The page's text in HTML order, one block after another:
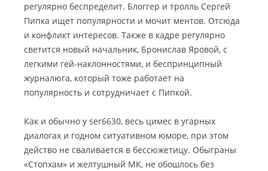
регулярно беспределит. Блоггер и тролль Сергей
Пипка ищет популярности и мочит ментов. Отсюда
и конфликт интересов. Также в кадре регулярно
светится новый начальник, Бронислав Яровой, с
легкими гей-наклонностями, и беспринципный
журналюга, который тоже работает на
популярность и сотрудничает с Пипкой.
Как и обычно у ser6630, весь цимес в угарных
диалогах и годном ситуативном юморе, при этом
действо не сваливается в бессюжетицу. Обыграны
«Стопхам» и желтушный МК, не обошлось без